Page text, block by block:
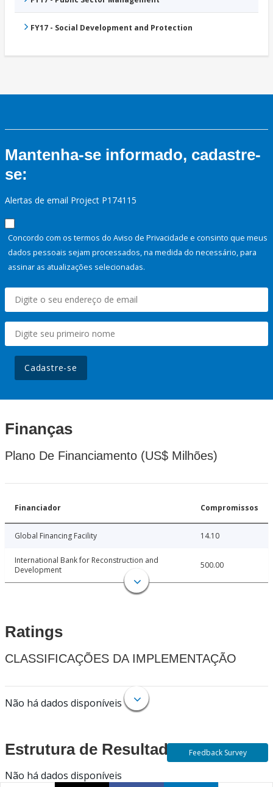
FY17 - Social Development and Protection
Mantenha-se informado, cadastre-
se:
Alertas de email Project P174115
Concordo com os termos do Aviso de Privacidade e consinto que meus
dados pessoais sejam processados, na medida do necessário, para
assinar as atualizações selecionadas.
Cadastre-se
Finanças
Plano De Financiamento (US$ Milhões)
Financiador Compromissos
Global Financing Facility 14.10
International Bank for Reconstruction and
Development
500.00
Ratings
CLASSIFICAÇÕES DA IMPLEMENTAÇÃO
Não há dados disponíveis
Estrutura de Resultados
Não há dados disponíveis
Feedback Survey